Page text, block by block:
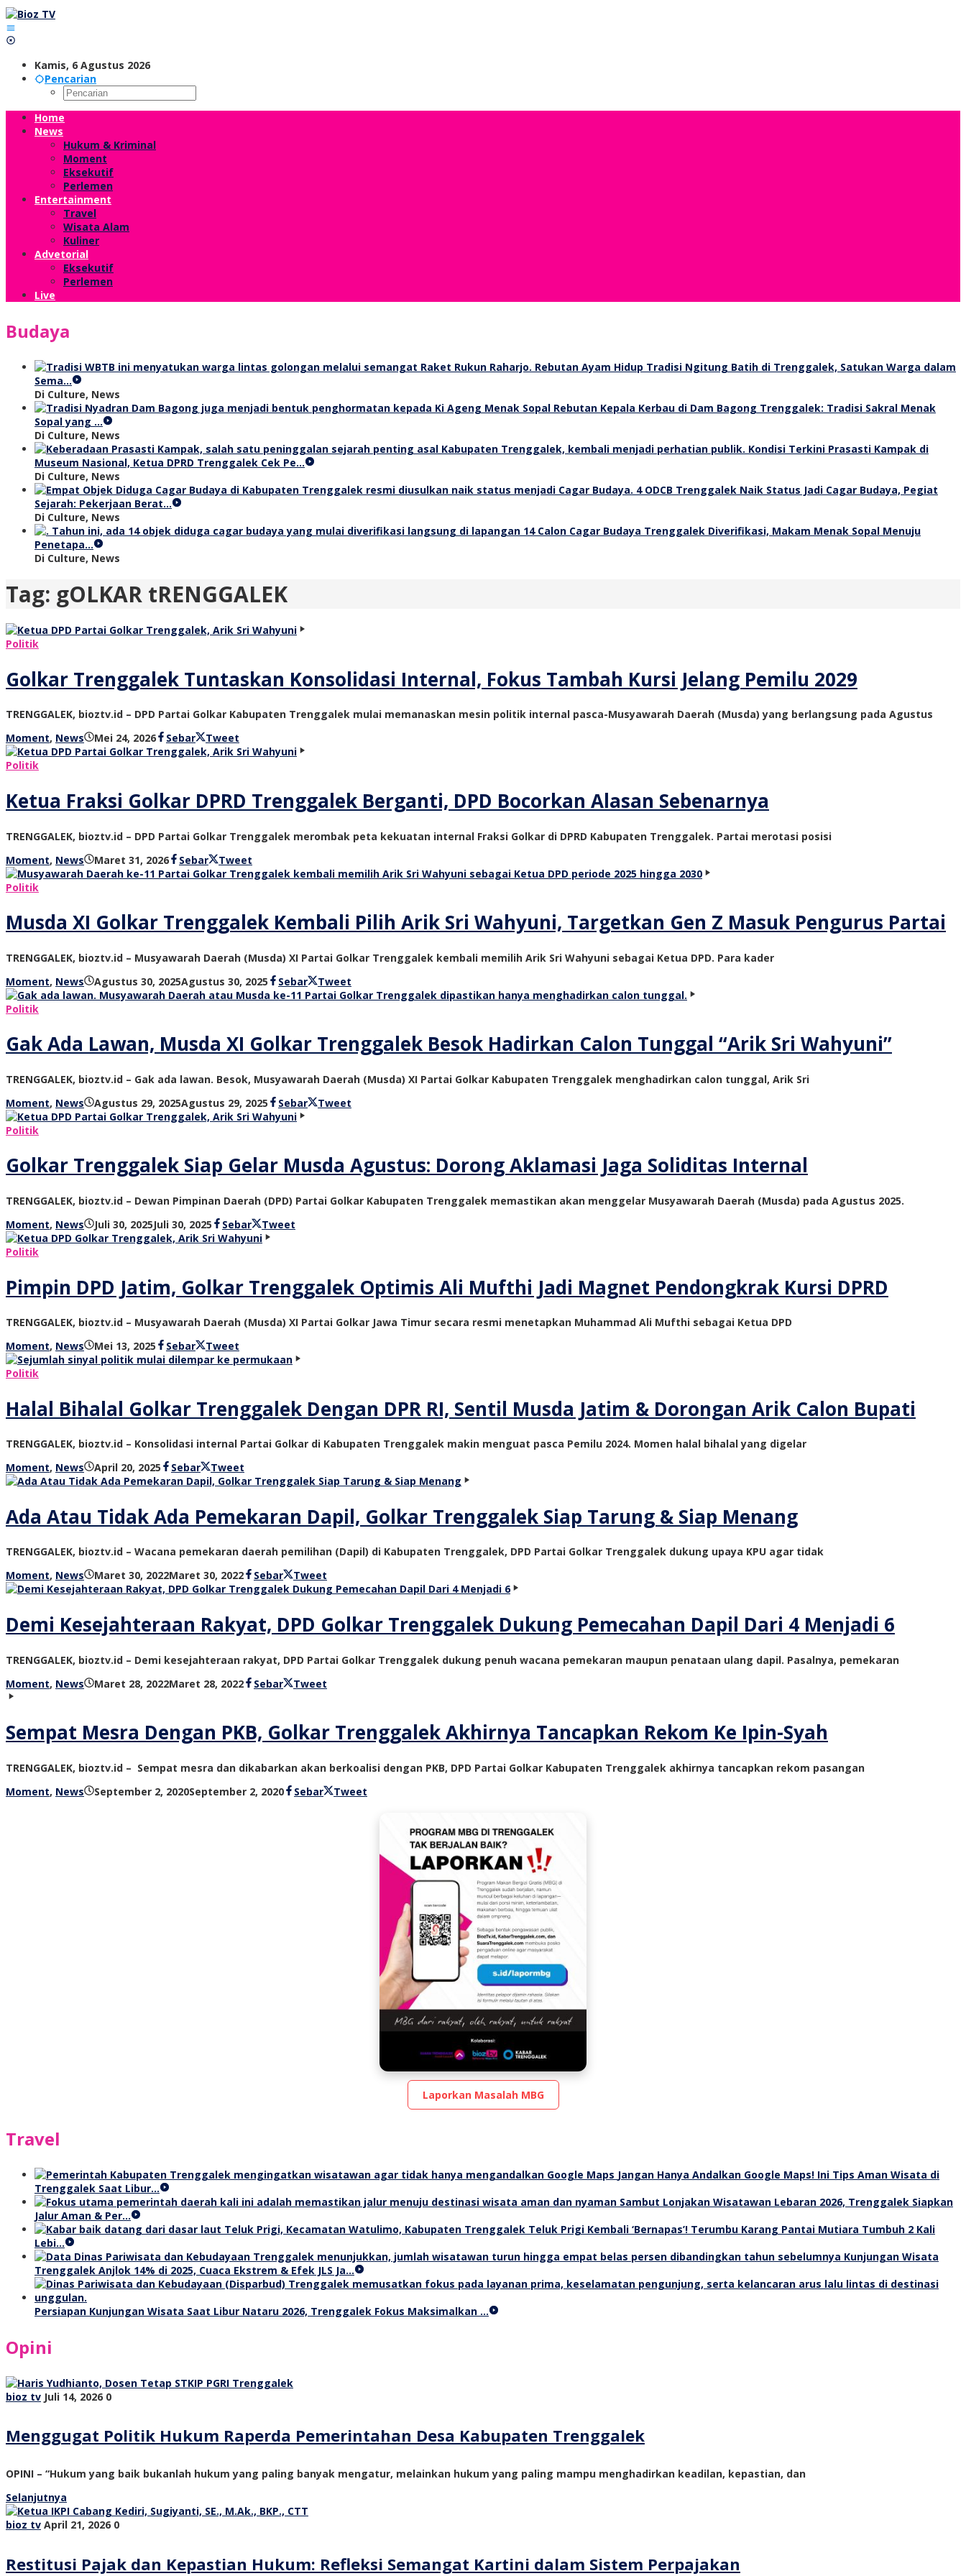
Lewati
ke
konten
Kamis, 6 Agustus 2026
Pencarian
Home
News
Hukum & Kriminal
Moment
Eksekutif
Perlemen
Entertainment
Travel
Wisata Alam
Kuliner
Advetorial
Eksekutif
Perlemen
Live
Budaya
Rebutan Ayam Hidup Tradisi Ngitung Batih di Trenggalek, Satukan Warga dalam
Sema…
Di Culture, News
Rebutan Kepala Kerbau di Dam Bagong Trenggalek: Tradisi Sakral Menak
Sopal yang …
Di Culture, News
Kondisi Terkini Prasasti Kampak di
Museum Nasional, Ketua DPRD Trenggalek Cek Pe…
Di Culture, News
4 ODCB Trenggalek Naik Status Jadi Cagar Budaya, Pegiat
Sejarah: Pekerjaan Berat…
Di Culture, News
14 Calon Cagar Budaya Trenggalek Diverifikasi, Makam Menak Sopal Menuju
Penetapa…
Di Culture, News
Tag: gOLKAR tRENGGALEK
Politik
Golkar Trenggalek Tuntaskan Konsolidasi Internal, Fokus Tambah Kursi Jelang Pemilu 2029
TRENGGALEK, bioztv.id – DPD Partai Golkar Kabupaten Trenggalek mulai memanaskan mesin politik internal pasca-Musyawarah Daerah (Musda) yang berlangsung pada Agustus
Moment, News Mei 24, 2026oleh
bioz
Sebar
Tweet
Politik
Ketua Fraksi Golkar DPRD Trenggalek Berganti, DPD Bocorkan Alasan Sebenarnya
TRENGGALEK, bioztv.id – DPD Partai Golkar Trenggalek merombak peta kekuatan internal Fraksi Golkar di DPRD Kabupaten Trenggalek. Partai merotasi posisi
Moment, News Maret 31, 2026oleh
bioz
Sebar
Tweet
Politik
Musda XI Golkar Trenggalek Kembali Pilih Arik Sri Wahyuni, Targetkan Gen Z Masuk Pengurus Partai
TRENGGALEK, bioztv.id – Musyawarah Daerah (Musda) XI Partai Golkar Trenggalek kembali memilih Arik Sri Wahyuni sebagai Ketua DPD. Para kader
Moment, News Agustus 30, 2025Agustus 30, 2025 oleh
bioz
Sebar
Tweet
Politik
Gak Ada Lawan, Musda XI Golkar Trenggalek Besok Hadirkan Calon Tunggal “Arik Sri Wahyuni”
TRENGGALEK, bioztv.id – Gak ada lawan. Besok, Musyawarah Daerah (Musda) XI Partai Golkar Kabupaten Trenggalek menghadirkan calon tunggal, Arik Sri
Moment, News Agustus 29, 2025Agustus 29, 2025 oleh
bioz
Sebar
Tweet
Politik
Golkar Trenggalek Siap Gelar Musda Agustus: Dorong Aklamasi Jaga Soliditas Internal
TRENGGALEK, bioztv.id – Dewan Pimpinan Daerah (DPD) Partai Golkar Kabupaten Trenggalek memastikan akan menggelar Musyawarah Daerah (Musda) pada Agustus 2025.
Moment, News Juli 30, 2025Juli 30, 2025 oleh
bioz
Sebar
Tweet
Politik
Pimpin DPD Jatim, Golkar Trenggalek Optimis Ali Mufthi Jadi Magnet Pendongkrak Kursi DPRD
TRENGGALEK, bioztv.id – Musyawarah Daerah (Musda) XI Partai Golkar Jawa Timur secara resmi menetapkan Muhammad Ali Mufthi sebagai Ketua DPD
Moment, News Mei 13, 2025 oleh
bioz
Sebar
Tweet
Politik
Halal Bihalal Golkar Trenggalek Dengan DPR RI, Sentil Musda Jatim & Dorongan Arik Calon Bupati
TRENGGALEK, bioztv.id – Konsolidasi internal Partai Golkar di Kabupaten Trenggalek makin menguat pasca Pemilu 2024. Momen halal bihalal yang digelar
Moment, News April 20, 2025 oleh
bioz
Sebar Tweet
Ada Atau Tidak Ada Pemekaran Dapil, Golkar Trenggalek Siap Tarung & Siap Menang
TRENGGALEK, bioztv.id – Wacana pemekaran daerah pemilihan (Dapil) di Kabupaten Trenggalek, DPD Partai Golkar Trenggalek dukung upaya KPU agar tidak
Moment, News Maret 30, 2022Maret 30, 2022oleh
bioz
Sebar Tweet
Demi Kesejahteraan Rakyat, DPD Golkar Trenggalek Dukung Pemecahan Dapil Dari 4 Menjadi 6
TRENGGALEK, bioztv.id – Demi kesejahteraan rakyat, DPD Partai Golkar Trenggalek dukung penuh wacana pemekaran maupun penataan ulang dapil. Pasalnya, pemekaran
Moment, News Maret 28, 2022Maret 28, 2022olehSebar Tweet
Sempat Mesra Dengan PKB, Golkar Trenggalek Akhirnya Tancapkan Rekom Ke Ipin-Syah
TRENGGALEK, bioztv.id – Sempat mesra dan dikabarkan akan berkoalisi dengan PKB, DPD Partai Golkar Kabupaten Trenggalek akhirnya tancapkan rekom pasangan
Moment, News September 2, 2020September 2, 2020olehSebar Tweet
Laporkan Masalah MBG
Travel
Jangan Hanya Andalkan Google Maps! Ini Tips Aman Wisata di
Trenggalek Saat Libur…
Sambut Lonjakan Wisatawan Lebaran 2026, Trenggalek Siapkan
Jalur Aman & Per…
Teluk Prigi Kembali ‘Bernapas’! Terumbu Karang Pantai Mutiara Tumbuh 2 Kali
Lebi…
Kunjungan Wisata
Trenggalek Anjlok 14% di 2025, Cuaca Ekstrem & Efek JLS Ja…
Persiapan Kunjungan Wisata Saat Libur Nataru 2026, Trenggalek Fokus Maksimalkan …
Opini
bioz tv Juli 14, 2026 0
Menggugat Politik Hukum Raperda Pemerintahan Desa Kabupaten Trenggalek
OPINI – “Hukum yang baik bukanlah hukum yang paling banyak mengatur, melainkan hukum yang paling mampu menghadirkan keadilan, kepastian, dan
Selanjutnya
bioz tv April 21, 2026 0
Restitusi Pajak dan Kepastian Hukum: Refleksi Semangat Kartini dalam Sistem Perpajakan